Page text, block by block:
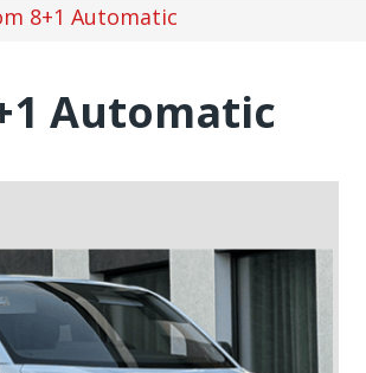
8+1 Automatic
Automatic